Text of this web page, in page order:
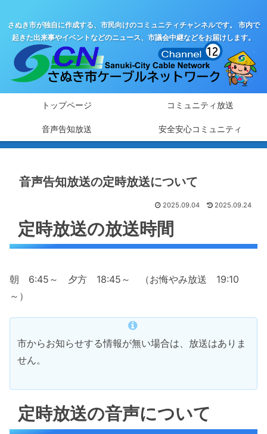
さぬき市が独自に作成する、市民向けのコミュニティチャンネルです。 市内で
起きた出来事やイベントなどのニュース、市議会中継などをお届けします。
トップページ コミュニティ放送
音声告知放送 安全安心コミュニティ
音声告知放送の定時放送について
2025.09.04 2025.09.24
定時放送の放送時間
朝 6:45～ 夕方 18:45～ （お悔やみ放送 19:10
～）
市からお知らせする情報が無い場合は、放送はありま
せん。
定時放送の音声について